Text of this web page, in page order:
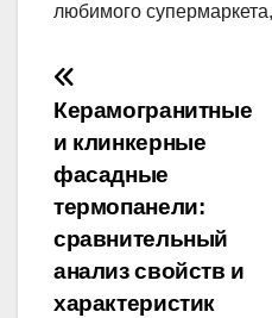
любимого
Навігація
записів
Керамогранитные
и клинкерные
фасадные
термопанели:
сравнительный
анализ свойств и
характеристик